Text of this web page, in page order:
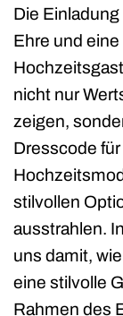
Die
Ehre und
nicht nur
zeigen,
Dresscode
stilvollen
ausstrahlen.
uns damit,
eine stilvolle
Rahmen des